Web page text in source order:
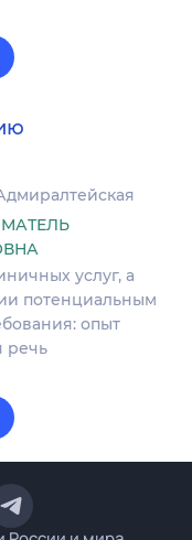
услуг, а
потенциальным
опыт
речь